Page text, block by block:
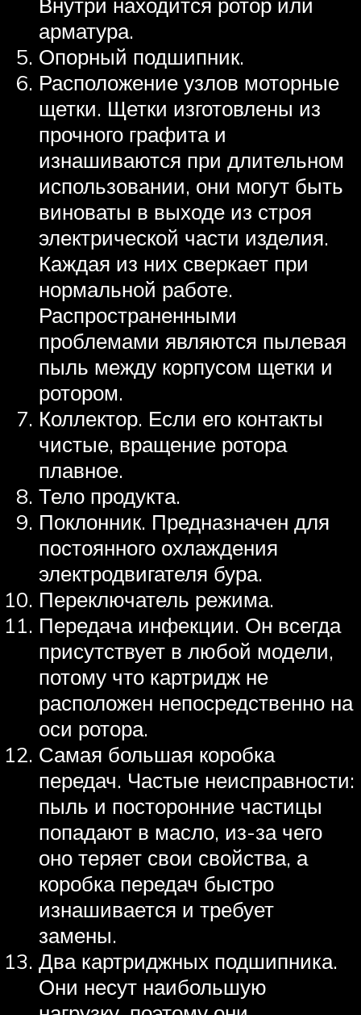
арматура.
Опорный подшипник.
Расположение узлов моторные
щетки. Щетки изготовлены из
прочного графита и
изнашиваются при длительном
использовании, они могут быть
виноваты в выходе из строя
электрической части изделия.
Каждая из них сверкает при
нормальной работе.
Распространенными
проблемами являются пылевая
пыль между корпусом щетки и
ротором.
Коллектор. Если его контакты
чистые, вращение ротора
плавное.
Тело продукта.
Поклонник. Предназначен для
постоянного охлаждения
электродвигателя бура.
Переключатель режима.
Передача инфекции. Он всегда
присутствует в любой модели,
потому что картридж не
расположен непосредственно на
оси ротора.
Самая большая коробка
передач. Частые неисправности:
пыль и посторонние частицы
попадают в масло, из-за чего
оно теряет свои свойства, а
коробка передач быстро
изнашивается и требует
замены.
Два картриджных подшипника.
Они несут наибольшую